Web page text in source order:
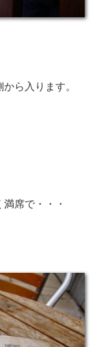
ら入ります。
席で・・・